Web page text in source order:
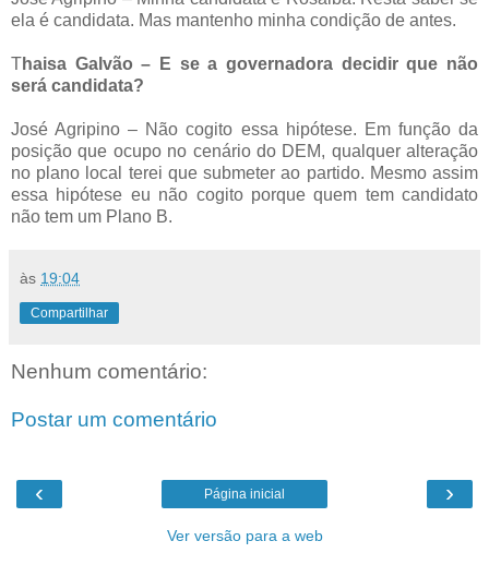
ela é candidata. Mas mantenho minha condição de antes.
Thaisa Galvão – E se a governadora decidir que não
será candidata?
José Agripino – Não cogito essa hipótese. Em função da
posição que ocupo no cenário do DEM, qualquer alteração
no plano local terei que submeter ao partido. Mesmo assim
essa hipótese eu não cogito porque quem tem candidato
não tem um Plano B.
às 19:04
Compartilhar
Nenhum comentário:
Postar um comentário
‹ ›
Página inicial
Ver versão para a web